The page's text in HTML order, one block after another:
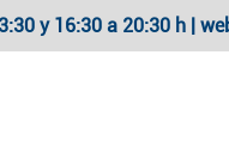
y 16:30 a 20:30 h |